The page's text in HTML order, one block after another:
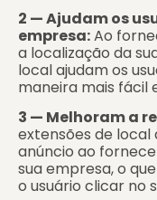
2 — Ajudam os
empresa:Ao
a localização da
local ajudam os
maneira mais fácil
3 — Melhoram a
extensões de
anúncio ao
sua empresa, o
o usuário clicar no